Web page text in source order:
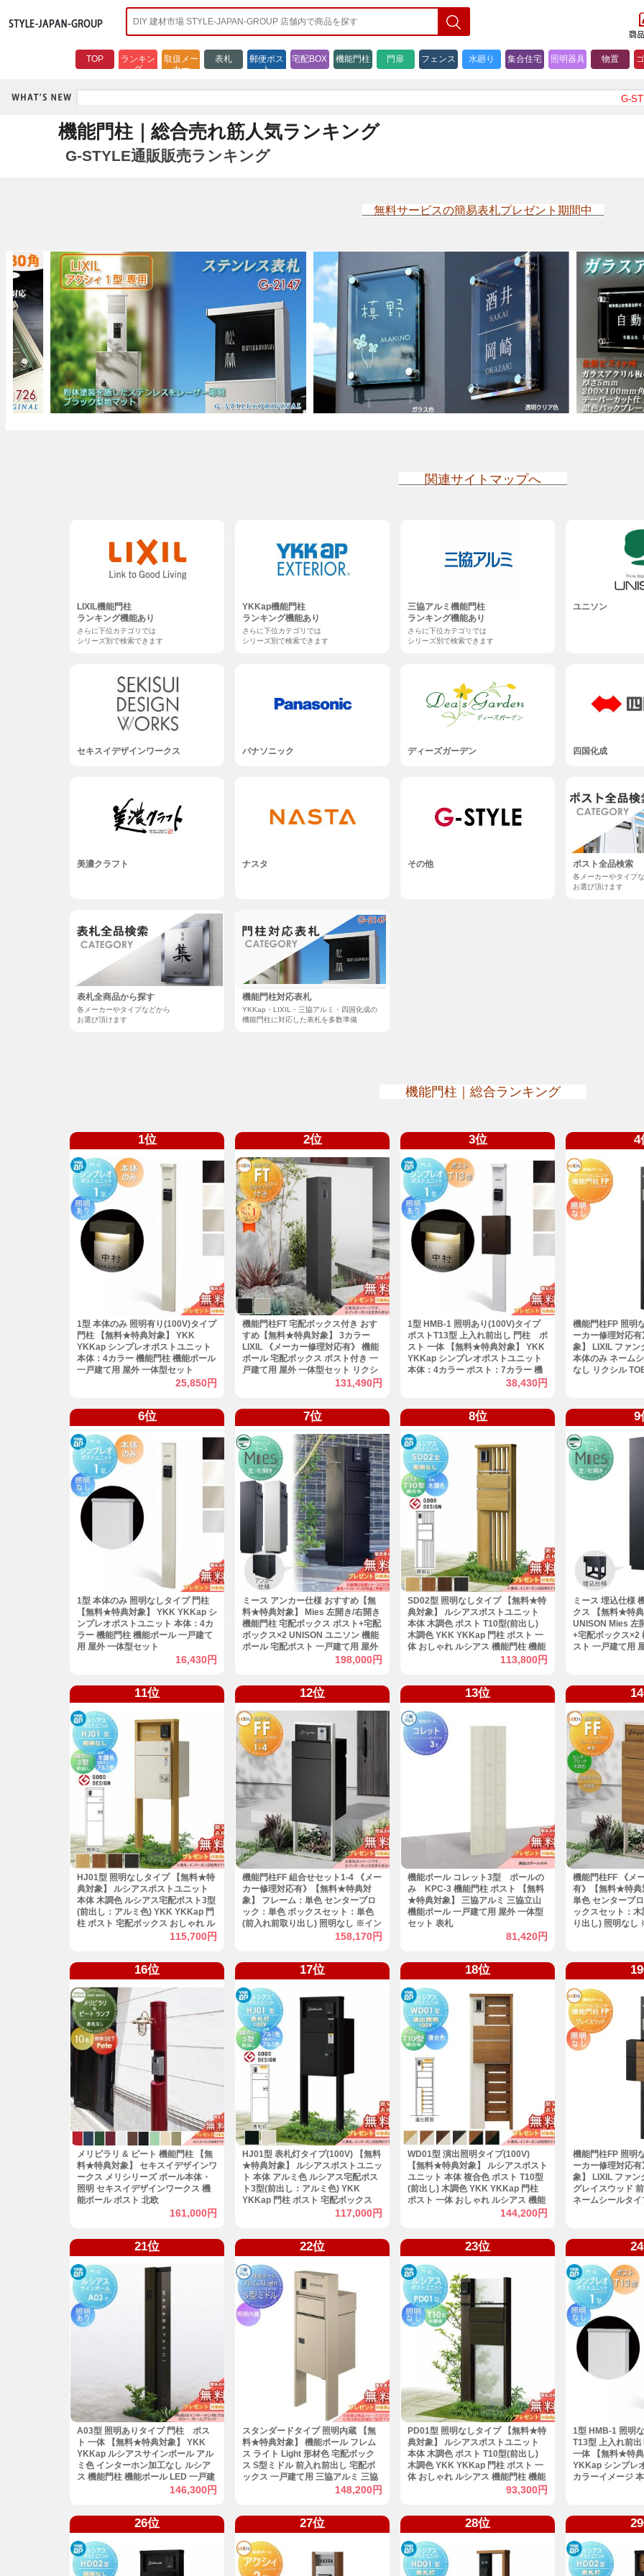
TOP
ランキン
グ
取扱メー
カー
表札
郵便ポス
ト
宅配BOX 機能門柱 門扉 フェンス 水廻り 集合住宅 照明器具 物置
G-STYLE イベ
機能門柱｜総合売れ筋人気ランキング
G-STYLE通販販売ランキング
無料サービスの簡易表札プレゼント期間中
関連サイトマップへ
LIXIL機能門柱
ランキング機能あり
さらに下位カテゴリでは
シリーズ別で検索できます
YKKap機能門柱
ランキング機能あり
さらに下位カテゴリでは
シリーズ別で検索できます
三協アルミ機能門柱
ランキング機能あり
さらに下位カテゴリでは
シリーズ別で検索できます
ユニソン
セキスイデザインワークス パナソニック ディーズガーデン 四国化成
美濃クラフト ナスタ その他 ポスト全品検索
各メーカーやタイプ
お選び頂けます
表札全商品から探す
各メーカーやタイプなどから
お選び頂けます
機能門柱対応表札
YKKap・LIXIL・三協アルミ・四国化成の
機能門柱に対応した表札を多数準備
機能門柱｜総合ランキング
1位
1型 本体のみ 照明有り(100V)タイプ
門柱 【無料★特典対象】 YKK
YKKap シンプレオポストユニット
本体：4カラー 機能門柱 機能ポール
一戸建て用 屋外 一体型セット
25,850円
2位
機能門柱FT 宅配ボックス付き おす
すめ【無料★特典対象】 3カラー
LIXIL 《メーカー修理対応有》 機能
ポール 宅配ボックス ポスト付き 一
戸建て用 屋外 一体型セット リクシ
ル TOEX オスポール比較品 オスス
131,490円
3位
1型 HMB-1 照明あり(100V)タイプ
ポストT13型 上入れ前出し 門柱 ポ
スト 一体 【無料★特典対象】 YKK
YKKap シンプレオポストユニット
本体：4カラー ポスト：7カラー 機
能門柱 機能ポール 一戸建て用 屋外
38,430円
4
機能門柱FP 照明
ーカー修理対応
象】 LIXIL ファン
本体のみ ネーム
なし リクシル
6位
1型 本体のみ 照明なしタイプ 門柱
【無料★特典対象】 YKK YKKap シ
ンプレオポストユニット 本体：4カ
ラー 機能門柱 機能ポール 一戸建て
用 屋外 一体型セット
16,430円
7位
ミース アンカー仕様 おすすめ【無
料★特典対象】 Mies 左開き/右開き
機能門柱 宅配ボックス ポスト+宅配
ボックス×2 UNISON ユニソン 機能
ポール 宅配ポスト 一戸建て用 屋外
198,000円
8位
SD02型 照明なしタイプ 【無料★特
典対象】 ルシアスポストユニット
本体 木調色 ポスト T10型(前出し)
木調色 YKK YKKap 門柱 ポスト 一
体 おしゃれ ルシアス 機能門柱 機能
ポール 一戸建て用 屋外 一体型セッ
113,800円
9
ミース 埋込仕様
クス 【無料★特
UNISON Mies 左
+宅配ボックス×2
スト 一戸建て用
11位
HJ01型 照明なしタイプ 【無料★特
典対象】 ルシアスポストユニット
本体 木調色 ルシアス宅配ポスト3型
(前出し：アルミ色) YKK YKKap 門
柱 ポスト 宅配ボックス おしゃれ ル
シアス 機能門柱 機能ポール115,700円
12位
機能門柱FF 組合せセット1-4 《メー
カー修理対応有》【無料★特典対
象】 フレーム：単色 センターブロ
ック：単色 ボックスセット：単色
(前入れ前取り出し) 照明なし ※イン
ターホン加工無し 機能ポール 宅配
158,170円
13位
機能ポール コレット3型 ポールの
み KPC-3 機能門柱 ポスト 【無料
★特典対象】 三協アルミ 三協立山
機能ポール 一戸建て用 屋外 一体型
セット 表札
81,420円
機能門柱FF 《メ
有》【無料★特典
単色 センターブ
ックスセット：
り出し) 照明なし
16位
メリピラリ & ピート 機能門柱 【無
料★特典対象】 セキスイデザインワ
ークス メリシリーズ ポール本体・
照明 セキスイデザインワークス 機
能ポール ポスト 北欧
161,000円
17位
HJ01型 表札灯タイプ(100V) 【無料
★特典対象】 ルシアスポストユニッ
ト 本体 アルミ色 ルシアス宅配ポス
ト3型(前出し：アルミ色) YKK
YKKap 門柱 ポスト 宅配ボックス
おしゃれ ルシアス 機能門柱 機能ポ
117,000円
18位
WD01型 演出照明タイプ(100V)
【無料★特典対象】 ルシアスポスト
ユニット 本体 複合色 ポスト T10型
(前出し) 木調色 YKK YKKap 門柱
ポスト 一体 おしゃれ ルシアス 機能
門柱 機能ポール LED 一戸建て用 屋
144,200円
機能門柱FP 照明
ーカー修理対応
象】 LIXIL ファン
グレイスウッド
ネームシールタ
21位
A03型 照明ありタイプ 門柱 ポス
ト 一体 【無料★特典対象】 YKK
YKKap ルシアスサインポール アル
ミ色 インターホン加工なし ルシア
ス 機能門柱 機能ポール LED 一戸建
146,300円
22位
スタンダードタイプ 照明内蔵 【無
料★特典対象】 機能ポール フレム
ス ライト Light 形材色 宅配ボック
ス S型ミドル 前入れ前出し 宅配ボ
ックス 一戸建て用 三協アルミ 三協
148,200円
23位
PD01型 照明なしタイプ 【無料★特
典対象】 ルシアスポストユニット
本体 木調色 ポスト T10型(前出し)
木調色 YKK YKKap 門柱 ポスト 一
体 おしゃれ ルシアス 機能門柱 機能
ポール LED 一戸建て用 屋外 一体型
93,300円
1型 HMB-1 照明
T13型 上入れ前
一体 【無料★特
YKKap シンプレ
カラーイメージ
26位 27位 28位